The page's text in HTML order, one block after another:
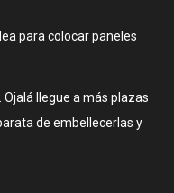
para colocar paneles
llegue a más plazas
de embellecerlas y